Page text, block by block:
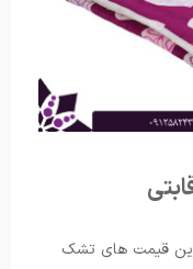
قیمت های تشک